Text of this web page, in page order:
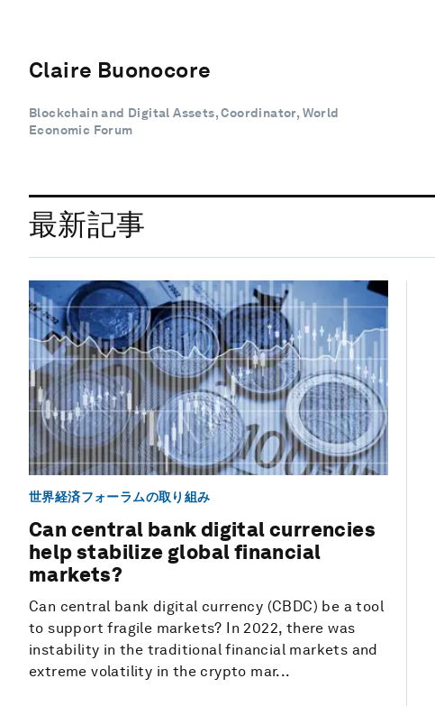
Claire Buonocore
Blockchain and Digital Assets, Coordinator, World
Economic Forum
最新記事
世界経済フォーラムの取り組み
Can central bank digital currencies
help stabilize global financial
markets?
Can central bank digital currency (CBDC) be a tool
to support fragile markets? In 2022, there was
instability in the traditional financial markets and
extreme volatility in the crypto mar...